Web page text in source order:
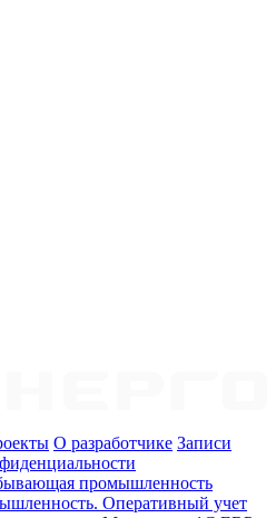
О разработчике Записи
промышленность
Оперативный учет